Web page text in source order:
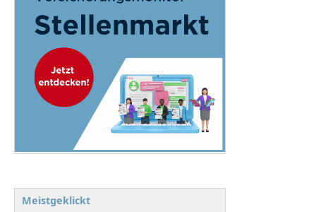
Meistgeklickt